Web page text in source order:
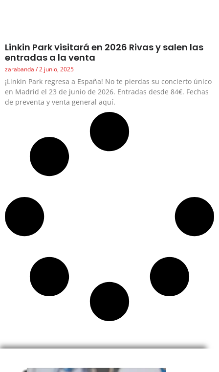
Linkin Park visitará en 2026 Rivas y salen las
entradas a la venta
zarabanda 2 junio, 2025
¡Linkin Park regresa a España! No te pierdas su concierto único
en Madrid el 23 de junio de 2026. Entradas desde 84€. Fechas
de preventa y venta general aquí.